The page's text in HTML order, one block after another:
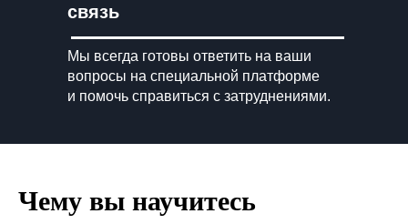
связь
Мы всегда готовы ответить на ваши
вопросы на специальной платформе
и помочь справиться с затруднениями.
Чему вы научитесь